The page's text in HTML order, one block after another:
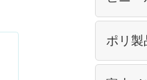
ポリ製